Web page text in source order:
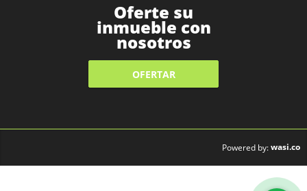
Oferte su
inmueble con
nosotros
OFERTAR
Powered by:wasi.co